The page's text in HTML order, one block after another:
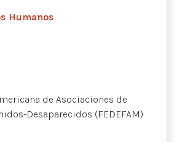
Humanos
de Asociaciones de
Desaparecidos (FEDEFAM)